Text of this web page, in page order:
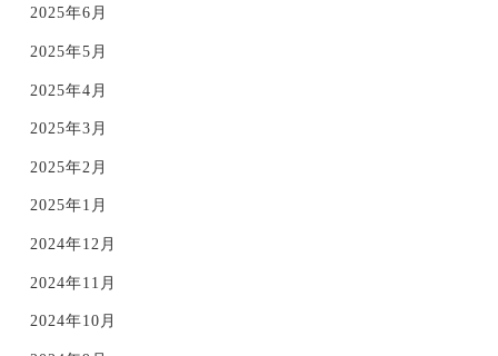
2025年6月
2025年5月
2025年4月
2025年3月
2025年2月
2025年1月
2024年12月
2024年11月
2024年10月